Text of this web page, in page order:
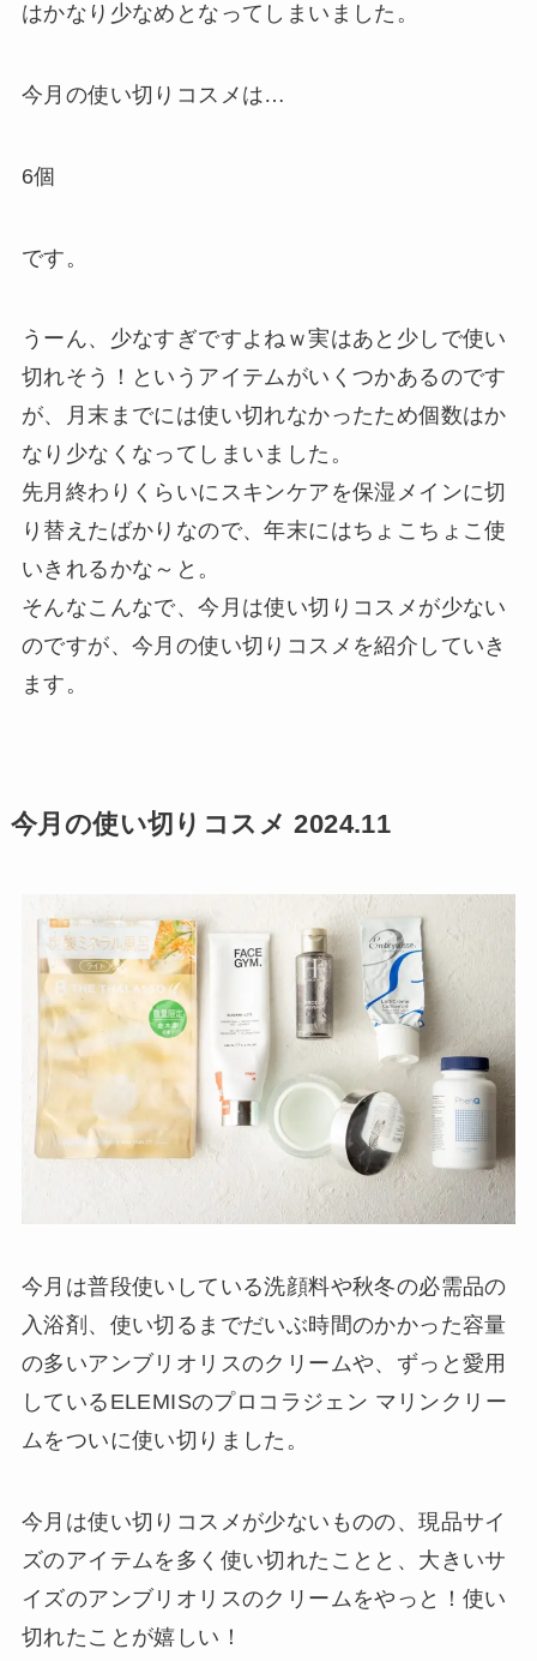
はかなり少なめとなってしまいました。
今月の使い切りコスメは…
6個
です。
うーん、少なすぎですよねｗ実はあと少しで使い
切れそう！というアイテムがいくつかあるのです
が、月末までには使い切れなかったため個数はか
なり少なくなってしまいました。
先月終わりくらいにスキンケアを保湿メインに切
り替えたばかりなので、年末にはちょこちょこ使
いきれるかな～と。
そんなこんなで、今月は使い切りコスメが少ない
のですが、今月の使い切りコスメを紹介していき
ます。
今月の使い切りコスメ 2024.11
今月は普段使いしている洗顔料や秋冬の必需品の
入浴剤、使い切るまでだいぶ時間のかかった容量
の多いアンブリオリスのクリームや、ずっと愛用
しているELEMISのプロコラジェン マリンクリー
ムをついに使い切りました。
今月は使い切りコスメが少ないものの、現品サイ
ズのアイテムを多く使い切れたことと、大きいサ
イズのアンブリオリスのクリームをやっと！使い
切れたことが嬉しい！